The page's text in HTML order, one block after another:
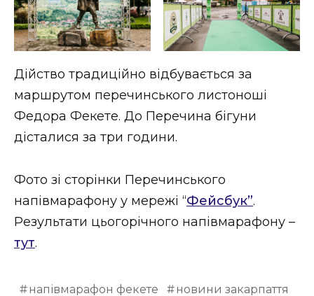
Дійство традиційно відбувається за
маршрутом перечинського листоноші
Федора Фекете. До Перечина бігуни
дісталися за три години.
Фото зі сторінки Перечинського
напівмарафону у мережі “Фейсбук”.
Результати цьогорічного напівмарафону –
тут.
напівмарафон фекете
новини закарпаття